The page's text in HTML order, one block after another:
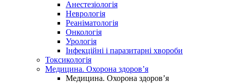
Анестезіологія
Неврологія
Реаніматологія
Онкологія
Урологія
Інфекційні і паразитарні хвороби
Токсикологія
Медицина. Охорона здоров’я
Медицина. Охорона здоров’я